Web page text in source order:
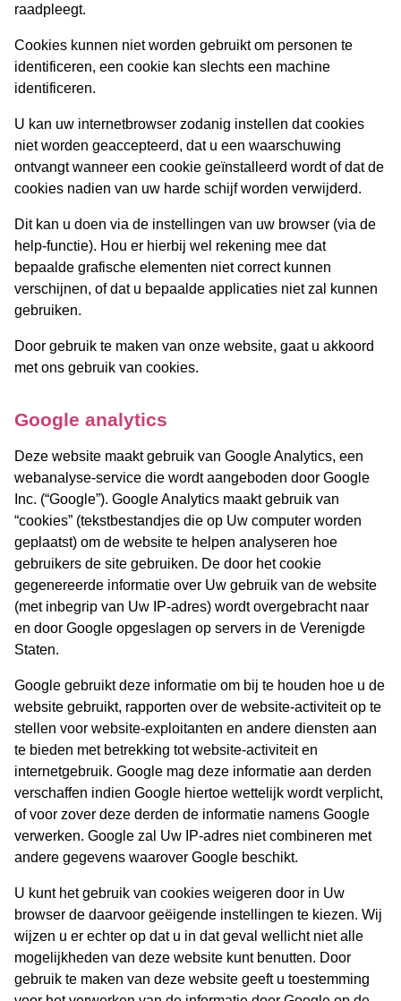
raadpleegt.
Cookies kunnen niet worden gebruikt om personen te
identificeren, een cookie kan slechts een machine
identificeren.
U kan uw internetbrowser zodanig instellen dat cookies
niet worden geaccepteerd, dat u een waarschuwing
ontvangt wanneer een cookie geïnstalleerd wordt of dat de
cookies nadien van uw harde schijf worden verwijderd.
Dit kan u doen via de instellingen van uw browser (via de
help-functie). Hou er hierbij wel rekening mee dat
bepaalde grafische elementen niet correct kunnen
verschijnen, of dat u bepaalde applicaties niet zal kunnen
gebruiken.
Door gebruik te maken van onze website, gaat u akkoord
met ons gebruik van cookies.
Google analytics
Deze website maakt gebruik van Google Analytics, een
webanalyse-service die wordt aangeboden door Google
Inc. (“Google”). Google Analytics maakt gebruik van
“cookies” (tekstbestandjes die op Uw computer worden
geplaatst) om de website te helpen analyseren hoe
gebruikers de site gebruiken. De door het cookie
gegenereerde informatie over Uw gebruik van de website
(met inbegrip van Uw IP-adres) wordt overgebracht naar
en door Google opgeslagen op servers in de Verenigde
Staten.
Google gebruikt deze informatie om bij te houden hoe u de
website gebruikt, rapporten over de website-activiteit op te
stellen voor website-exploitanten en andere diensten aan
te bieden met betrekking tot website-activiteit en
internetgebruik. Google mag deze informatie aan derden
verschaffen indien Google hiertoe wettelijk wordt verplicht,
of voor zover deze derden de informatie namens Google
verwerken. Google zal Uw IP-adres niet combineren met
andere gegevens waarover Google beschikt.
U kunt het gebruik van cookies weigeren door in Uw
browser de daarvoor geëigende instellingen te kiezen. Wij
wijzen u er echter op dat u in dat geval wellicht niet alle
mogelijkheden van deze website kunt benutten. Door
gebruik te maken van deze website geeft u toestemming